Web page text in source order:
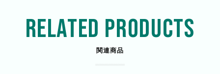
RELATED PRODUCTS
関連商品